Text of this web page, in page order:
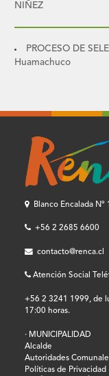
NIÑEZ
PROCESO DE
Huamachuco
Blanco Encalada Nº
+56 2 2685 6600
contacto@renca.cl
Atención Social
+56 2 3241 1999, de
17:00 horas.
· MUNICIPALIDAD
Alcalde
Autoridades
Políticas de Privacidad